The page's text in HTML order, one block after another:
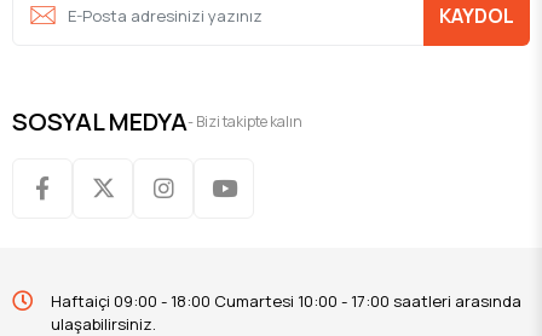
KAYDOL
SOSYAL MEDYA- Bizi takipte kalın
Haftaiçi 09:00 - 18:00 Cumartesi 10:00 - 17:00 saatleri arasında
ulaşabilirsiniz.